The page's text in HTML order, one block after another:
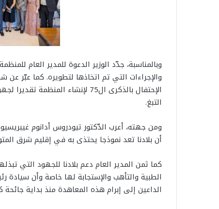
وبالمناسبة، جدّد الوزير الدعوة للمدير العام
والإجراءات التي تم اتخاذها لتطويره. كما عبّر عن
الإحتفال بالذكرى ال75 لإنشاء
التبغ.
ومن جهته، أعرب الدّكتور تيودروس أدانوم
أن بلادنا تعد نموذجا يحتذى به في إقليم شرق
كما ثمن المدير العام دعم بلادنا للجهود التي
الطبية والتأهب والإستجابة لها خاصة وأن
الداعين إلى إبرام هذه المعاهدة منذ بداية جائحة